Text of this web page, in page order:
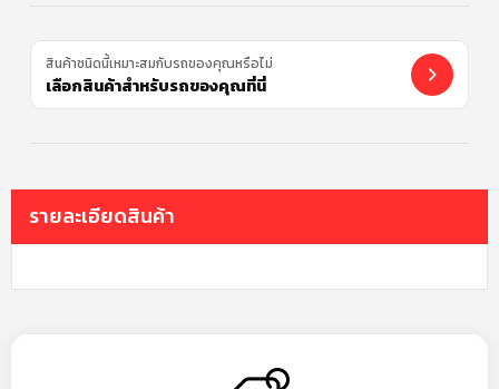
สินค้าชนิดนี้เหมาะสมกับรถของคุณหรือไม่
เลือกสินค้าสำหรับรถของคุณที่นี่
รายละเอียดสินค้า